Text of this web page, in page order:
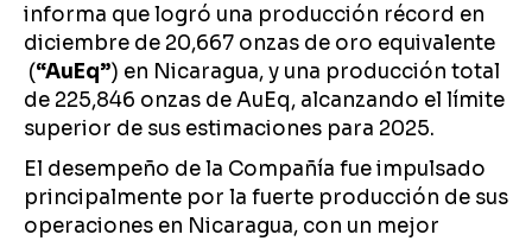
informa que logró una producción récord en
diciembre de 20,667 onzas de oro equivalente
(“AuEq”) en Nicaragua, y una producción total
de 225,846 onzas de AuEq, alcanzando el límite
superior de sus estimaciones para 2025.
El desempeño de la Compañía fue impulsado
principalmente por la fuerte producción de sus
operaciones en Nicaragua, con un mejor